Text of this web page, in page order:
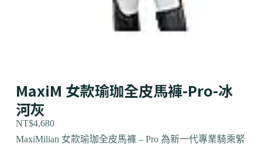
MaxiM 女款瑜珈全皮馬褲-Pro-冰
河灰
NT$4,680
MaxiMilian 女款瑜珈全皮馬褲 – Pro 為新一代專業騎乘緊